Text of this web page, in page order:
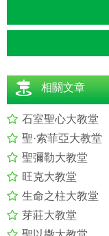
相關文章
石室聖心大教堂
聖·索菲亞大教堂
聖彌勒大教堂
旺克大教堂
生命之柱大教堂
芽莊大教堂